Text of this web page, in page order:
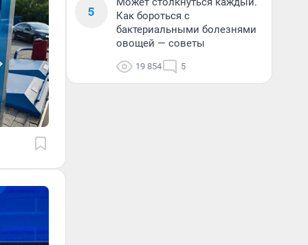
5
Как бороться с
бактериальными болезнями
овощей — советы
19 854 5